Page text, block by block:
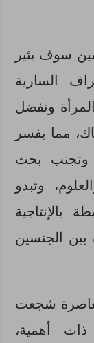
سوف يثير
السارية
وتفضل
مما يفسر
وتجنب بحث
وتبدو
بالإنتاجية
بين الجنسين
شجعت
أهمية،